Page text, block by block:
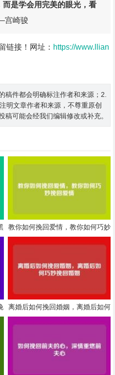
是学会用完美的眼光，看
崎骏
链接！网址： https://www.llian
稿件都会明确标注作者和来源；2.
明文章作者和来源，不尊重原创
稿可能会经我们编辑修改或补充。
教你如何挽回爱情，教你如何巧妙
挽回爱情
离婚后如何挽回婚姻，离婚后如何
巧妙挽回婚姻